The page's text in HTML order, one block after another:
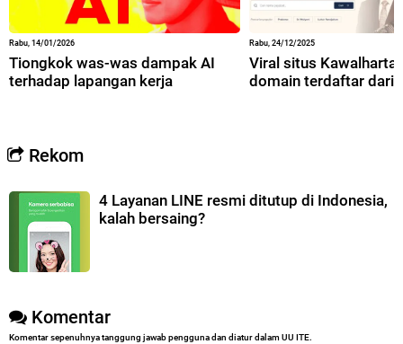
Rabu, 14/01/2026
Tiongkok was-was dampak AI
terhadap lapangan kerja
Rabu, 24/12/2025
Viral situs
domain terdaftar dari
Rekom
4 Layanan LINE resmi ditutup di Indonesia,
kalah bersaing?
Komentar
Komentar sepenuhnya tanggung jawab pengguna dan diatur dalam UU ITE.